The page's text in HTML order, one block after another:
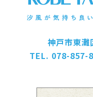
神戸市東灘
TEL. 078-